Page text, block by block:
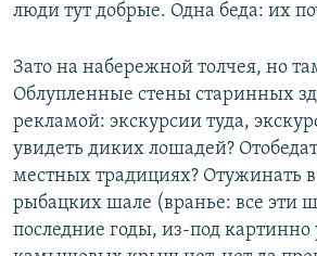
люди тут добрые. Одна беда: их
Зато на набережной толчея, но
Облупленные стены старинных
рекламой: экскурсии туда,
увидеть диких лошадей?
местных традициях? Отужинать
рыбацких шале (вранье: все эти
последние годы, из-под